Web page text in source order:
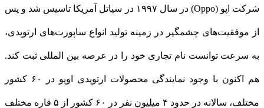
شرکت اپو (Oppo) در سال ۱۹۹۷ در سیاتل آمریکا تاسیس شد و پس
از موفقیت‌های چشمگیر در زمینه تولید انواع ساپورت‌های ارتوپدی،
به سرعت توانست نام تجاری خود را در عرصه بین المللی ثبت کند.
هم اکنون با وجود نمایندگی محصولات ارتوپدی اوپو در ۶۰ کشور
مختلف، سالانه در حدود ۴ میلیون نفر در ۶۰ کشور از ۵ قاره مختلف